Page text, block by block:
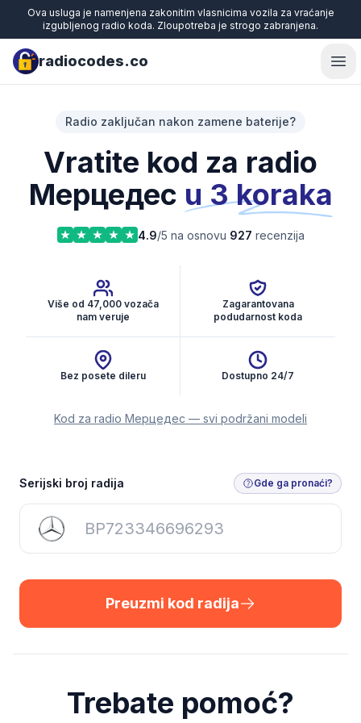
Ova usluga je namenjena zakonitim vlasnicima vozila za vraćanje
izgubljenog radio koda. Zloupotreba je strogo zabranjena.
radiocodes.co
Radio zaključan nakon zamene baterije?
Vratite kod za radio
Мерцедес u 3 koraka
4.9/5 na osnovu 927 recenzija
Više od 47,000 vozača
nam veruje
Zagarantovana
podudarnost koda
Bez posete dileru Dostupno 24/7
Kod za radio Мерцедес — svi podržani modeli
Preuzmi kod radija
Serijski broj radija Gde ga pronaći?
Preuzmi kod radija
Trebate pomoć?